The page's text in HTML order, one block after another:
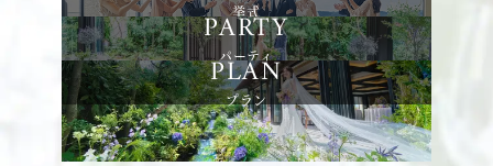
挙式
パーティ
プラン